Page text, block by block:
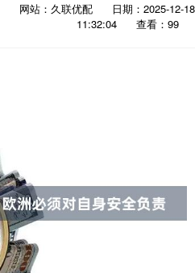
网站：久联优配
日期：2025-12-18
11:32:04
查看：99